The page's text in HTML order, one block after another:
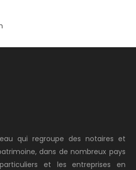
qui regroupe des notaires et
dans de nombreux pays
et les entreprises en